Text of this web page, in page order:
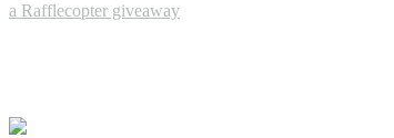
a Rafflecopter giveaway